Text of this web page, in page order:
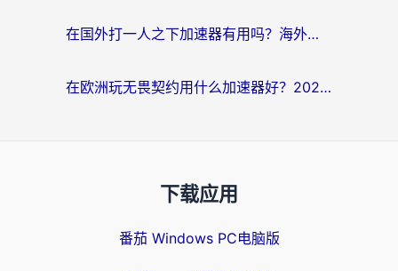
在国外打一人之下加速器有用吗？海外党国服游戏畅玩全攻略
在欧洲玩无畏契约用什么加速器好？2026海外党亲测有效指南
下载应用
番茄 Windows PC电脑版